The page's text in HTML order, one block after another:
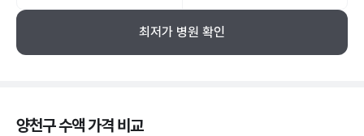
최저가 병원 확인
양천구 수액 가격 비교